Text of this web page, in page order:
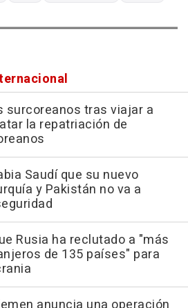
surcoreanos tras viajar a
la repatriación de
Saudí que su nuevo
y Pakistán no va a
Rusia ha reclutado a "más
de 135 países" para